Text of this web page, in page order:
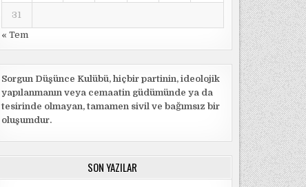
31
« Tem
Sorgun Düşünce Kulübü, hiçbir partinin, ideolojik
yapılanmanın veya cemaatin güdümünde ya da
tesirinde olmayan, tamamen sivil ve bağımsız bir
oluşumdur.
SON YAZILAR